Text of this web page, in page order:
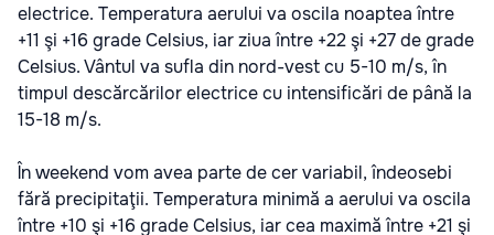
electrice. Temperatura aerului va oscila noaptea între
+11 şi +16 grade Celsius, iar ziua între +22 şi +27 de grade
Celsius. Vântul va sufla din nord-vest cu 5-10 m/s, în
timpul descărcărilor electrice cu intensificări de până la
15-18 m/s.
În weekend vom avea parte de cer variabil, îndeosebi
fără precipitaţii. Temperatura minimă a aerului va oscila
între +10 şi +16 grade Celsius, iar cea maximă între +21 şi